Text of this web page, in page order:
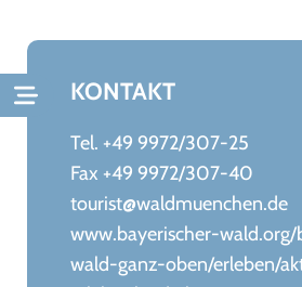
KONTAKT
Tel. +49 9972/307-25
Fax +49 9972/307-40
tourist@waldmuenchen.de
www.bayerischer-wald.org/
wald-ganz-oben/erleben/